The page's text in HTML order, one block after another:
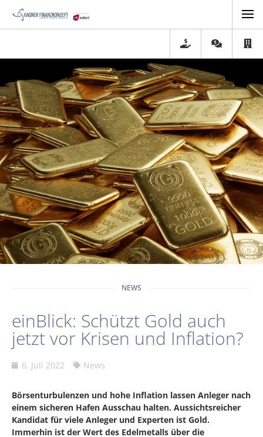
NEWS
einBlick: Schützt Gold auch
jetzt vor Krisen und Inflation?
6. Juli 2022 News
Börsenturbulenzen und hohe Inflation lassen Anleger nach
einem sicheren Hafen Ausschau halten. Aussichtsreicher
Kandidat für viele Anleger und Experten ist Gold.
Immerhin ist der Wert des Edelmetalls über die